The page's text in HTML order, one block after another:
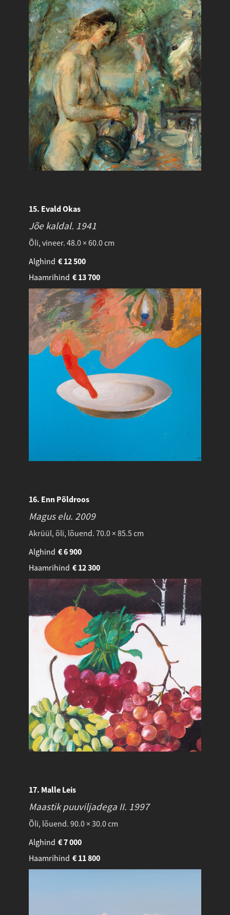
15. Evald Okas
Jõe kaldal. 1941
Õli, vineer. 48.0 × 60.0 cm
Alghind
12 500
€
Haamrihind
13 700
€
16. Enn Põldroos
Magus elu. 2009
Akrüül, õli, lõuend. 70.0 × 85.5 cm
Alghind
6 900
€
Haamrihind
12 300
€
17. Malle Leis
Maastik puuviljadega II. 1997
Õli, lõuend. 90.0 × 30.0 cm
Alghind
7 000
€
Haamrihind
11 800
€